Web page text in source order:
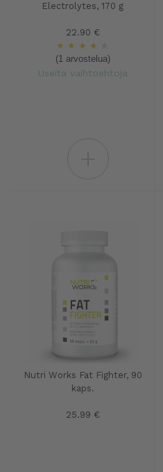
Electrolytes, 170 g
22.90 €
★ ★ ★ ★
(1 arvostelua)
Useita vaihtoehtoja
Nutri Works Fat Fighter, 90
kaps.
25.99 €